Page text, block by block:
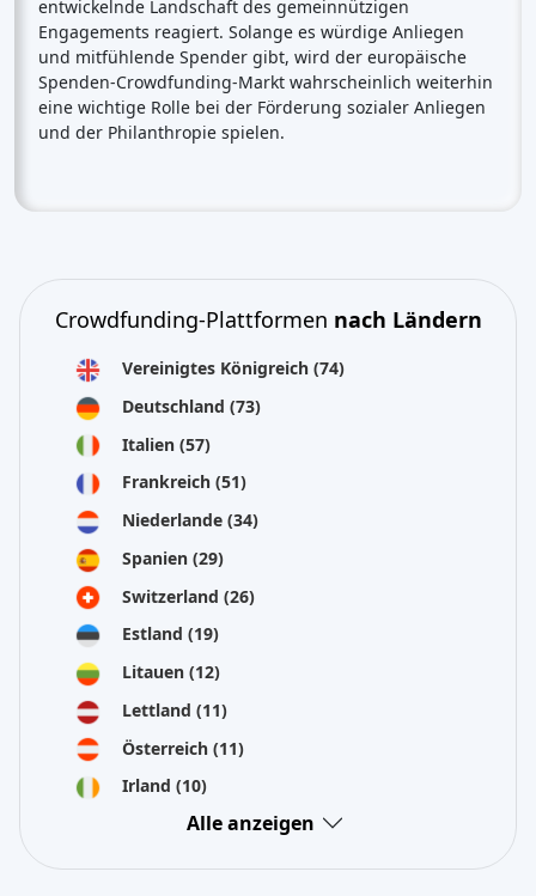
entwickelnde Landschaft des gemeinnützigen
Engagements reagiert. Solange es würdige Anliegen
und mitfühlende Spender gibt, wird der europäische
Spenden-Crowdfunding-Markt wahrscheinlich weiterhin
eine wichtige Rolle bei der Förderung sozialer Anliegen
und der Philanthropie spielen.
Crowdfunding-Plattformen nach Ländern
Vereinigtes Königreich (74)
Deutschland (73)
Italien (57)
Frankreich (51)
Niederlande (34)
Spanien (29)
Switzerland (26)
Estland (19)
Litauen (12)
Lettland (11)
Österreich (11)
Irland (10)
Alle anzeigen